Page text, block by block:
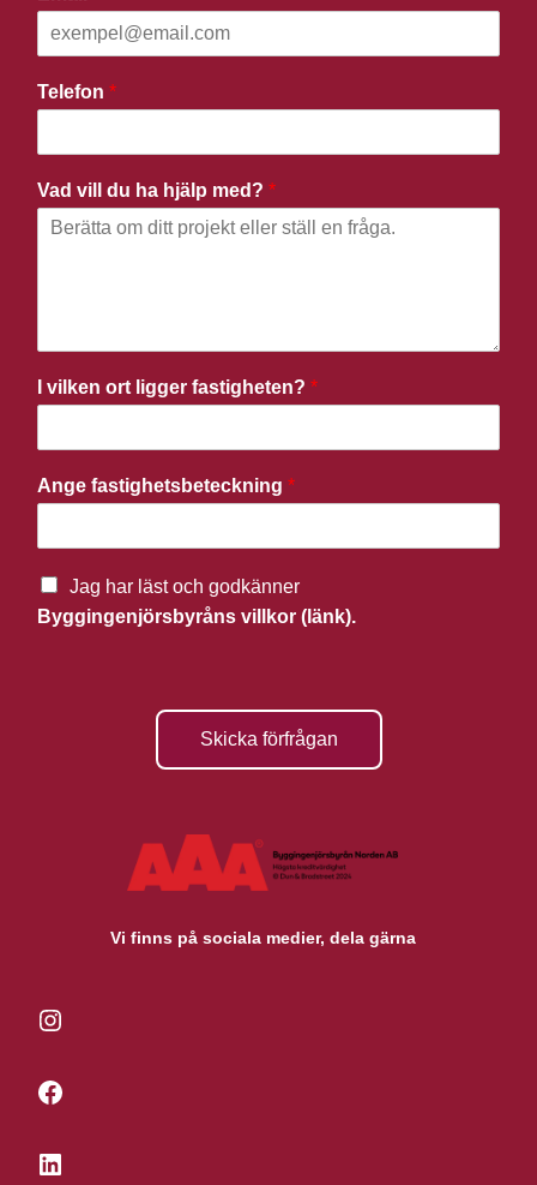
Telefon *
Vad vill du ha hjälp med? *
I vilken ort ligger fastigheten? *
Ange fastighetsbeteckning *
Jag har läst och godkänner
Byggingenjörsbyråns villkor (länk).
Skicka förfrågan
Vi finns på sociala medier, dela gärna
Instagram
Facebook
LinkedIn